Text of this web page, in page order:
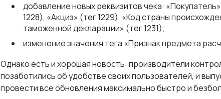
добавление новых реквизитов чека:
1228), «Акциз» (тег 1229), «Код страны
таможенной декларации» (тег 1231);
изменение значения тега «Признак предмета
Однако есть ихорошая новость: производители
позаботились об удобстве своих пользователей, и
провести все обновления максимально быстро и